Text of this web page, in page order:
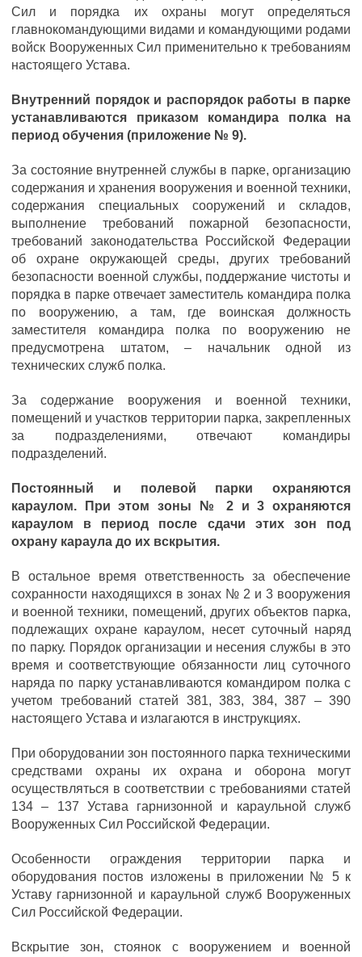
Сил и порядка их охраны могут определяться
главнокомандующими видами и командующими родами
войск Вооруженных Сил применительно к требованиям
настоящего Устава.
Внутренний порядок и распорядок работы в парке
устанавливаются приказом командира полка на
период обучения (приложение № 9).
За состояние внутренней службы в парке, организацию
содержания и хранения вооружения и военной техники,
содержания специальных сооружений и складов,
выполнение требований пожарной безопасности,
требований законодательства Российской Федерации
об охране окружающей среды, других требований
безопасности военной службы, поддержание чистоты и
порядка в парке отвечает заместитель командира полка
по вооружению, а там, где воинская должность
заместителя командира полка по вооружению не
предусмотрена штатом, – начальник одной из
технических служб полка.
За содержание вооружения и военной техники,
помещений и участков территории парка, закрепленных
за подразделениями, отвечают командиры
подразделений.
Постоянный и полевой парки охраняются
караулом. При этом зоны № 2 и 3 охраняются
караулом в период после сдачи этих зон под
охрану караула до их вскрытия.
В остальное время ответственность за обеспечение
сохранности находящихся в зонах № 2 и 3 вооружения
и военной техники, помещений, других объектов парка,
подлежащих охране караулом, несет суточный наряд
по парку. Порядок организации и несения службы в это
время и соответствующие обязанности лиц суточного
наряда по парку устанавливаются командиром полка с
учетом требований статей 381, 383, 384, 387 – 390
настоящего Устава и излагаются в инструкциях.
При оборудовании зон постоянного парка техническими
средствами охраны их охрана и оборона могут
осуществляться в соответствии с требованиями статей
134 – 137 Устава гарнизонной и караульной служб
Вооруженных Сил Российской Федерации.
Особенности ограждения территории парка и
оборудования постов изложены в приложении № 5 к
Уставу гарнизонной и караульной служб Вооруженных
Сил Российской Федерации.
Вскрытие зон, стоянок с вооружением и военной